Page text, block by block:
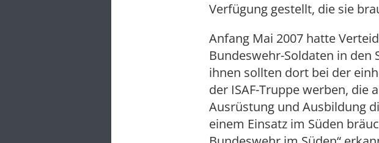
Verfügung gestellt, die sie
Anfang Mai 2007 hatte
Bundeswehr-Soldaten in den
ihnen sollten dort bei der
der ISAF-Truppe werben, die
Ausrüstung und Ausbildung
einem Einsatz im Süden